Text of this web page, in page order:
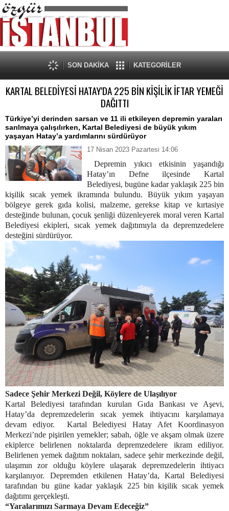
SON DAKİKA KATEGORİLER
KARTAL BELEDİYESİ HATAY'DA 225 BİN KİŞİLİK İFTAR YEMEĞİ
DAĞITTI
Türkiye’yi derinden sarsan ve 11 ili etkileyen depremin yaraları
sarılmaya çalışılırken, Kartal Belediyesi de büyük yıkım
yaşayan Hatay’a yardımlarını sürdürüyor
17 Nisan 2023 Pazartesi 14:06
Depremin yıkıcı etkisinin yaşandığı
Hatay’ın Defne ilçesinde Kartal
Belediyesi, bugüne kadar yaklaşık 225 bin
kişilik sıcak yemek ikramında bulundu. Büyük yıkım yaşayan
bölgeye gerek gıda kolisi, malzeme, gerekse kitap ve kırtasiye
desteğinde bulunan, çocuk şenliği düzenleyerek moral veren Kartal
Belediyesi ekipleri, sıcak yemek dağıtımıyla da depremzedelere
desteğini sürdürüyor.
Sadece Şehir Merkezi Değil, Köylere de Ulaşılıyor
Kartal Belediyesi tarafından kurulan Gıda Bankası ve Aşevi,
Hatay’da depremzedelerin sıcak yemek ihtiyacını karşılamaya
devam ediyor. Kartal Belediyesi Hatay Afet Koordinasyon
Merkezi’nde pişirilen yemekler; sabah, öğle ve akşam olmak üzere
ekiplerce belirlenen noktalarda depremzedelere ikram ediliyor.
Belirlenen yemek dağıtım noktaları, sadece şehir merkezinde değil,
ulaşımın zor olduğu köylere ulaşarak depremzedelerin ihtiyacı
karşılanıyor. Depremden etkilenen Hatay’da, Kartal Belediyesi
tarafından bu güne kadar yaklaşık 225 bin kişilik sıcak yemek
dağıtımı gerçekleşti.
“Yaralarımızı Sarmaya Devam Edeceğiz”